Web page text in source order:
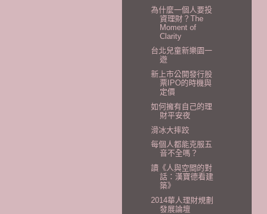
為什麼一個人要投
資理財？The
Moment of
Clarity
台北兒童新樂園一
遊
新上市公開發行股
票IPO的時機與
定價
如何擁有自己的理
財平安夜
滑冰大摔跤
每個人都能克服五
音不全嗎？
讀《人與空間的對
話：漢寶德看建
築》
2014華人理財規劃
發展論壇